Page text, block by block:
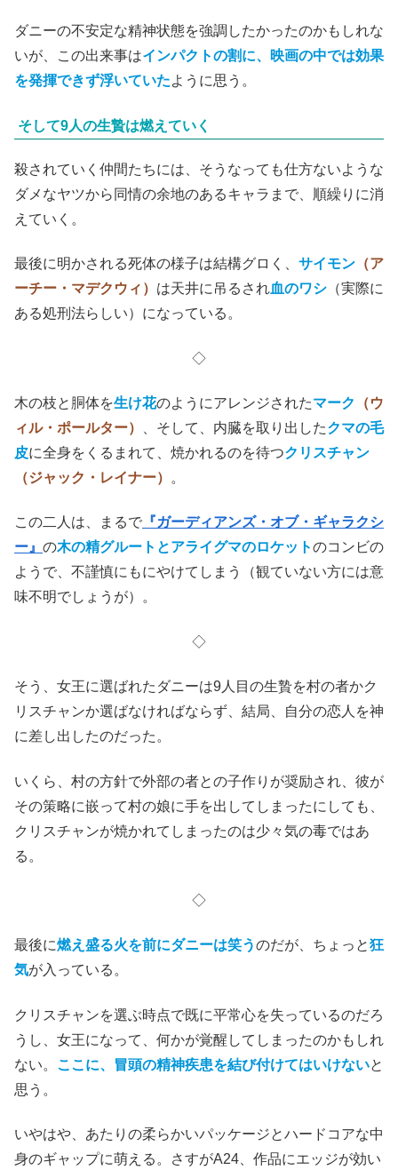
ダニーの不安定な精神状態を強調したかったのかもしれな
いが、この出来事はインパクトの割に、映画の中では効果
を発揮できず浮いていたように思う。
そして9人の生贄は燃えていく
殺されていく仲間たちには、そうなっても仕方ないような
ダメなヤツから同情の余地のあるキャラまで、順繰りに消
えていく。
最後に明かされる死体の様子は結構グロく、 サイモン （ア
ーチー・マデクウィ） は天井に吊るされ血のワシ （実際に
ある処刑法らしい）になっている。
◇
木の枝と胴体を生け花のようにアレンジされたマーク
（ウ
ィル・ポールター）
、そして、内臓を取り出したクマの毛
皮に全身をくるまれて、焼かれるのを待つクリスチャン
（ジャック・レイナー）
。
この二人は、まるで 『ガーディアンズ・オブ・ギャラクシ
ー』 の木の精グルートとアライグマのロケットのコンビの
ようで、不謹慎にもにやけてしまう（観ていない方には意
味不明でしょうが）。
◇
そう、女王に選ばれたダニーは9人目の生贄を村の者かク
リスチャンか選ばなければならず、結局、自分の恋人を神
に差し出したのだった。
いくら、村の方針で外部の者との子作りが奨励され、彼が
その策略に嵌って村の娘に手を出してしまったにしても、
クリスチャンが焼かれてしまったのは少々気の毒ではあ
る。
◇
最後に燃え盛る火を前にダニーは笑うのだが、ちょっと狂
気が入っている。
クリスチャンを選ぶ時点で既に平常心を失っているのだろ
うし、女王になって、何かが覚醒してしまったのかもしれ
ない。 ここに、冒頭の精神疾患を結び付けてはいけないと
思う。
いやはや、あたりの柔らかいパッケージとハードコアな中
身のギャップに萌える。さすがA24、作品にエッジが効い